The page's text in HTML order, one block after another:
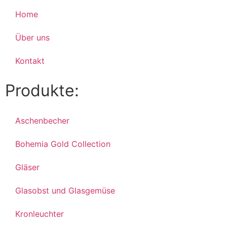
Home
Über uns
Kontakt
Produkte:
Aschenbecher
Bohemia Gold Collection
Gläser
Glasobst und Glasgemüse
Kronleuchter